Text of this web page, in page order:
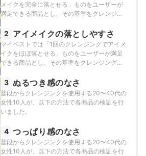
メイクを完全に落とせる」ものをユーザーが
満足できる商品とし、その基準をクレンジン
を95%以上落とせた商品と定めて以下の方法
で検証を行いました。
2 アイメイクの落としやすさ
マイベストでは「1回のクレンジングでアイメ
イクをほぼ落とせる」ものをユーザーが満足
できる商品とし、その基準をクレンジング前
とせた商品と定めて以下の方法で検証を行い
ました。
3 ぬるつき感のなさ
普段からクレンジングを使用する20〜40代の
女性10人が、以下の方法で各商品の検証を行
いました。
4 つっぱり感のなさ
普段からクレンジングを使用する20〜40代の
女性10人が、以下の方法で各商品の検証を行